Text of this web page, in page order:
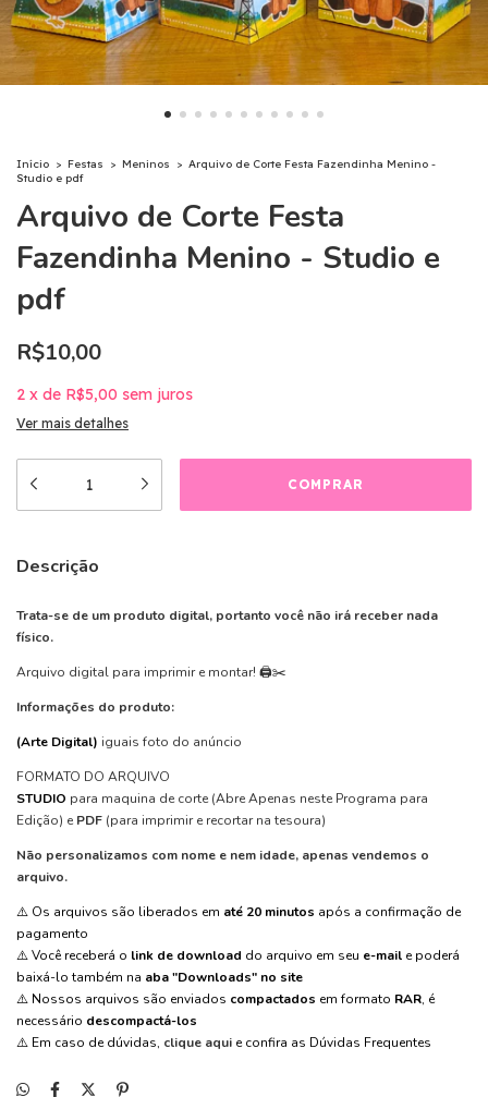
Início > Festas > Meninos > Arquivo de Corte Festa Fazendinha Menino -
Studio e pdf
Arquivo de Corte Festa
Fazendinha Menino - Studio e
pdf
R$10,00
2 x de R$5,00 sem juros
Ver mais detalhes
Descrição
Trata-se de um produto digital, portanto você não irá receber nada
físico.
Arquivo digital para imprimir e montar! 🖨️✂️
Informações do produto:
(Arte Digital) iguais foto do anúncio
FORMATO DO ARQUIVO
STUDIO para maquina de corte (Abre Apenas neste Programa para
Edição) e PDF (para imprimir e recortar na tesoura)
Não personalizamos com nome e nem idade, apenas vendemos o
arquivo.
⚠️ Os arquivos são liberados em até 20 minutos após a confirmação de
pagamento
⚠️ Você receberá o link de download do arquivo em seu e-mail e poderá
baixá-lo também na aba "Downloads" no site
⚠️ Nossos arquivos são enviados compactados em formato RAR, é
necessário descompactá-los
⚠️ Em caso de dúvidas, clique aqui e confira as Dúvidas Frequentes